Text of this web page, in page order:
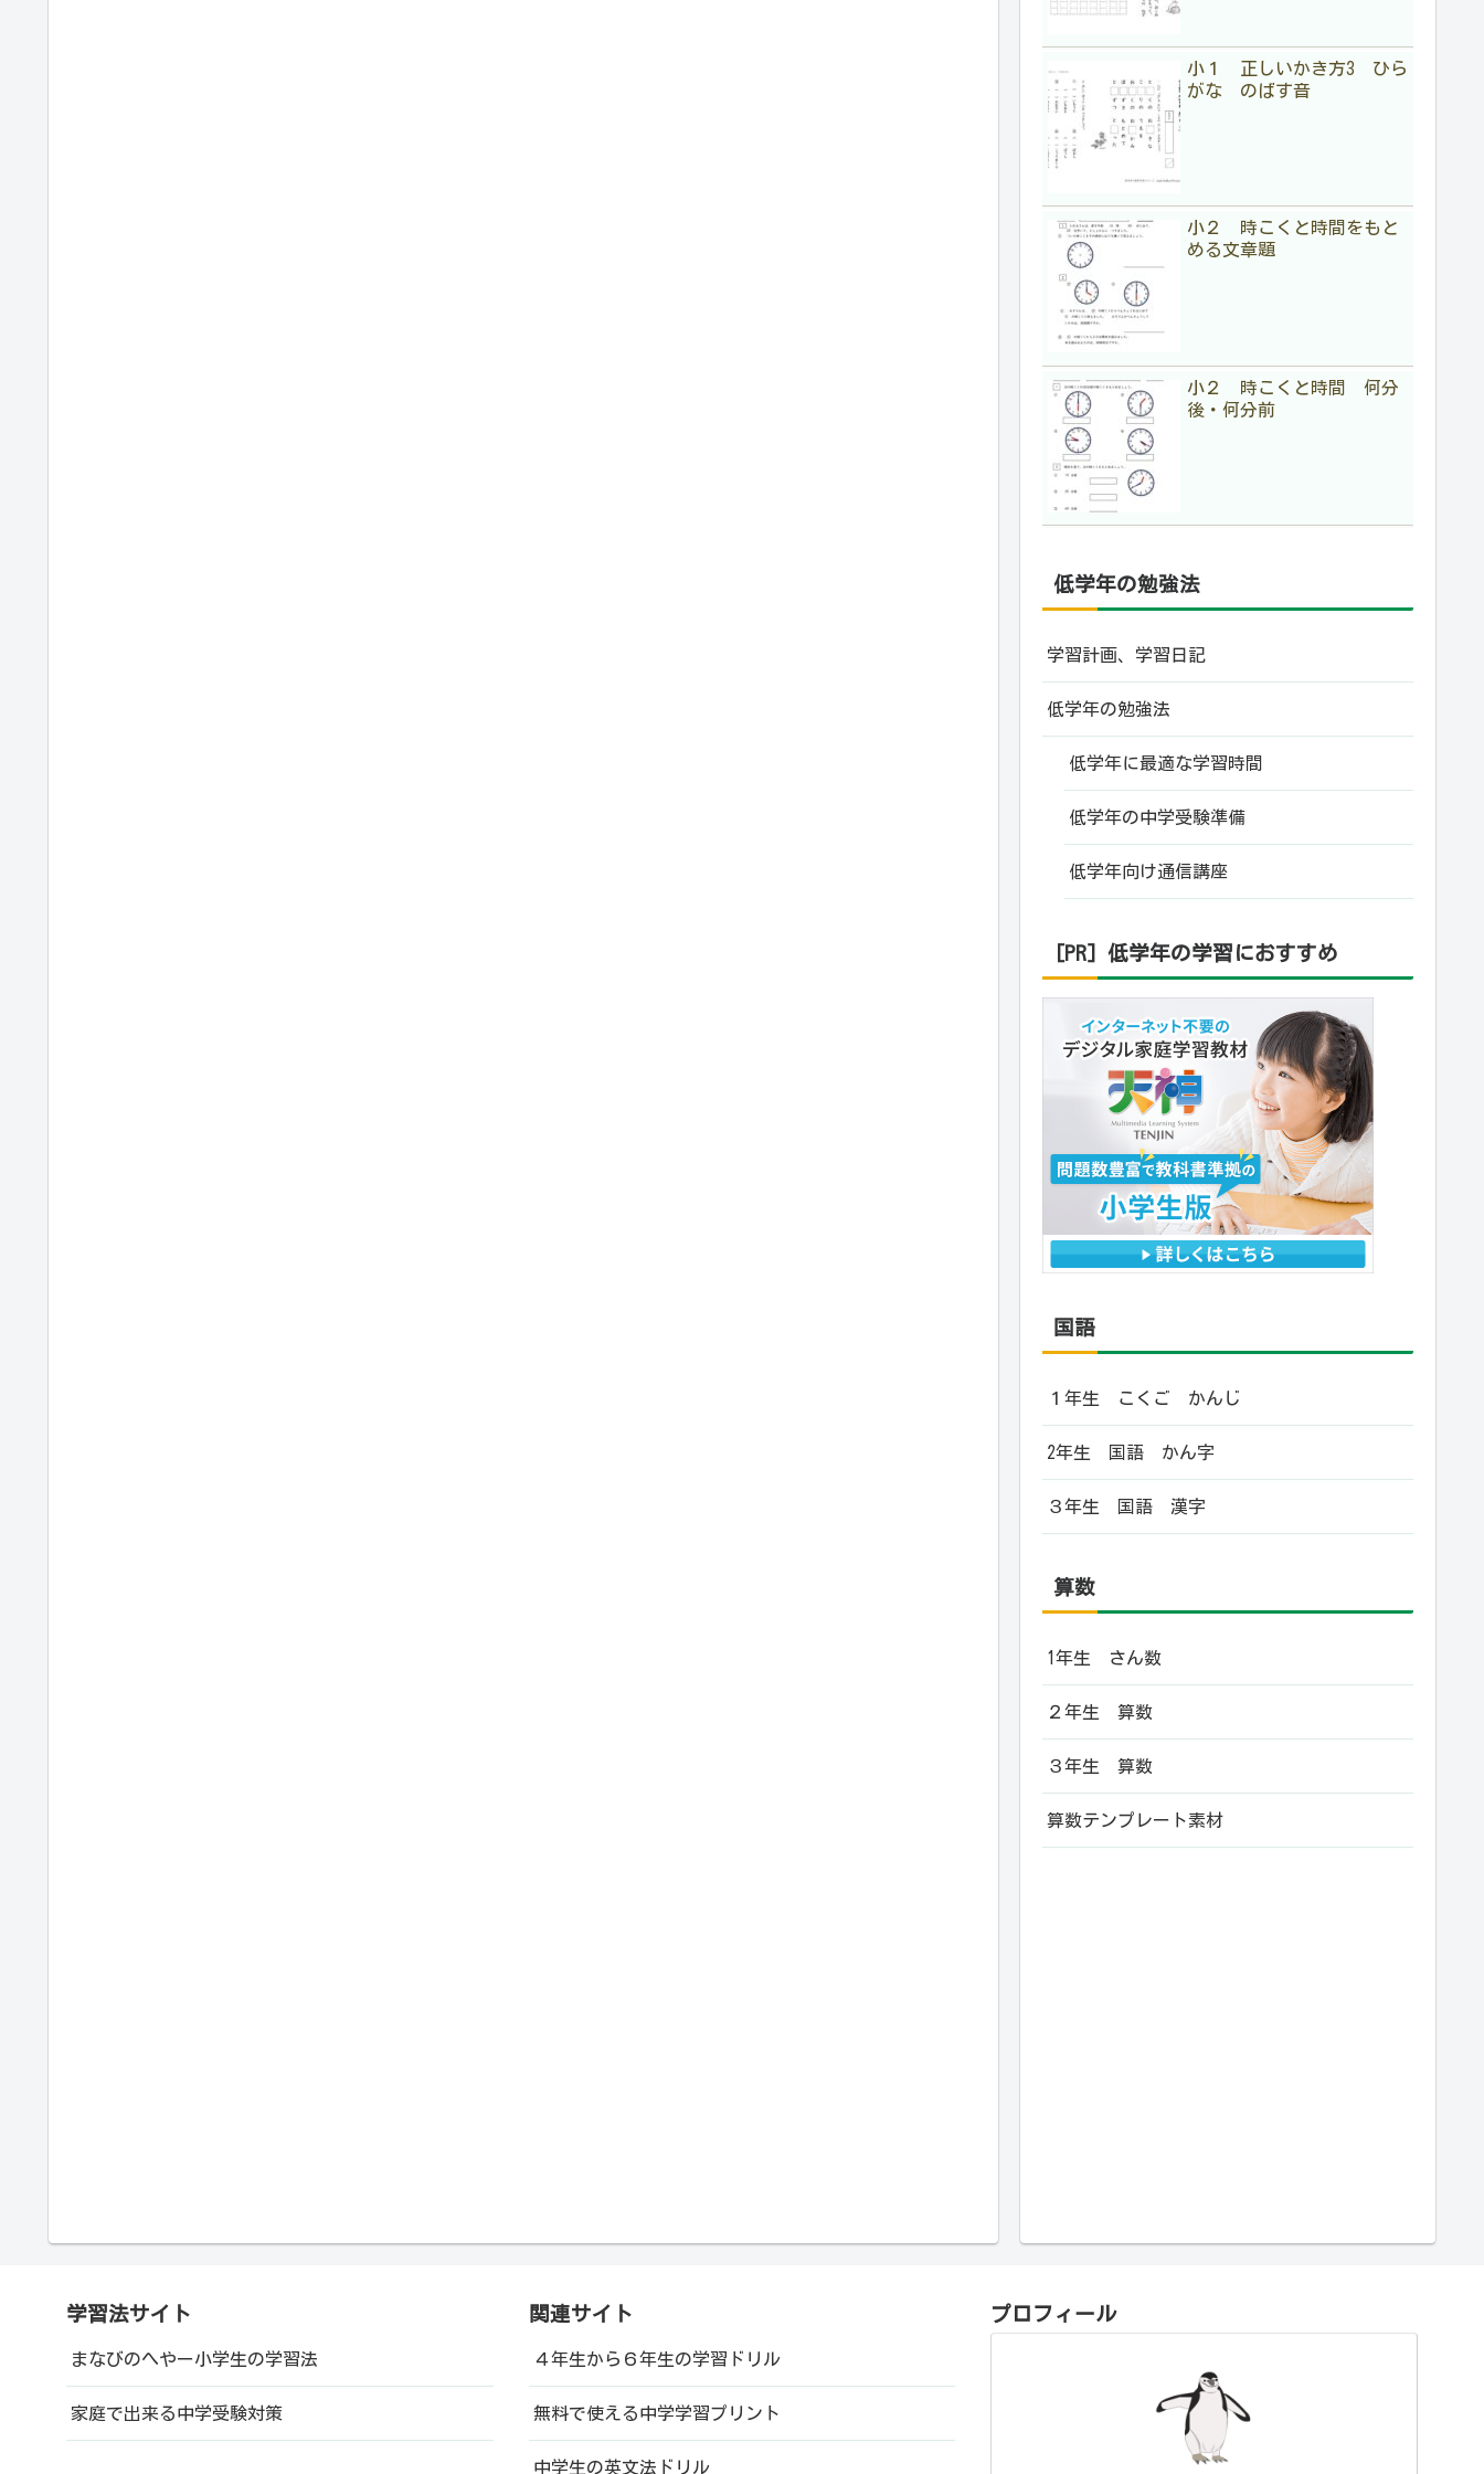
小１ 正しいかき方3 ひら
がな のばす音
小２ 時こくと時間をもと
める文章題
小２ 時こくと時間 何分
後・何分前
低学年の勉強法
学習計画、学習日記
低学年の勉強法
低学年に最適な学習時間
低学年の中学受験準備
低学年向け通信講座
[PR] 低学年の学習におすすめ
国語
１年生 こくご かんじ
2年生 国語 かん字
３年生 国語 漢字
算数
1年生 さん数
２年生 算数
３年生 算数
算数テンプレート素材
学習法サイト
まなびのへやー小学生の学習法
家庭で出来る中学受験対策
関連サイト
４年生から６年生の学習ドリル
無料で使える中学学習プリント
中学生の英文法ドリル
プロフィール